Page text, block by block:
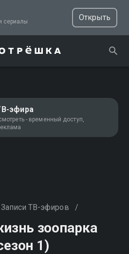
ТВ, фильмы и сериалы
Открыть
эфира
- временный доступ,
Записи ТВ-эфиров /
зоопарка
1)